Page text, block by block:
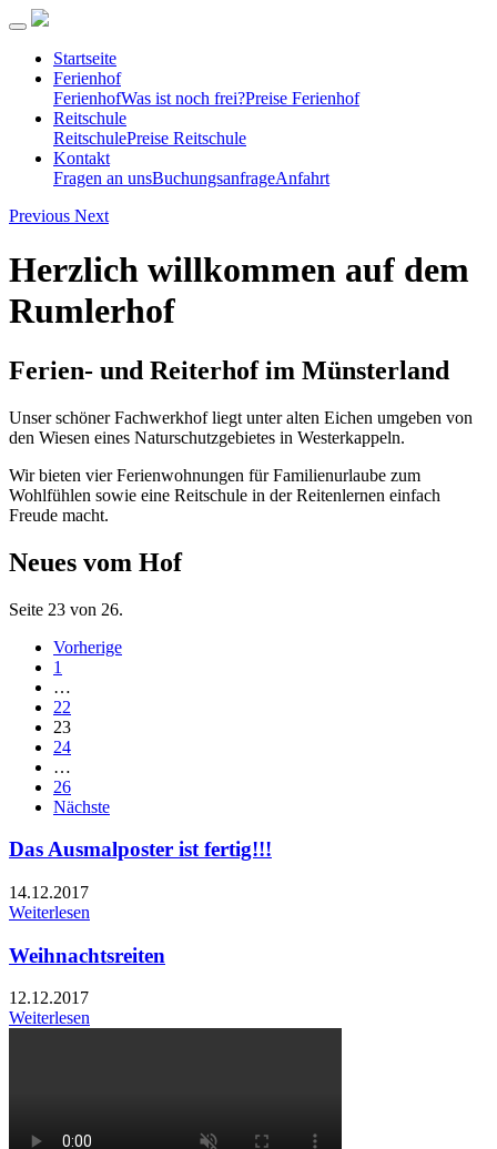
Startseite
Ferienhof
FerienhofWas ist noch frei?Preise Ferienhof
Reitschule
ReitschulePreise Reitschule
Kontakt
Fragen an unsBuchungsanfrageAnfahrt
Previous Next
Herzlich willkommen auf dem
Rumlerhof
Ferien- und Reiterhof im Münsterland
Unser schöner Fachwerkhof liegt unter alten Eichen umgeben von
den Wiesen eines Naturschutzgebietes in Westerkappeln.
Wir bieten vier Ferienwohnungen für Familienurlaube zum
Wohlfühlen sowie eine Reitschule in der Reitenlernen einfach
Freude macht.
Neues vom Hof
Seite 23 von 26.
Vorherige
1
…
22
23
24
…
26
Nächste
Das Ausmalposter ist fertig!!!
14.12.2017
Weiterlesen
Weihnachtsreiten
12.12.2017
Weiterlesen